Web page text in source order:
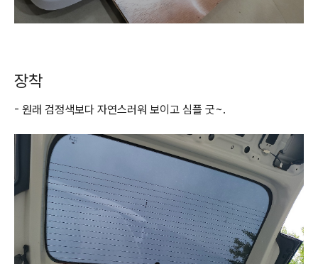
장착
- 원래 검정색보다 자연스러워 보이고 심플 굿~.